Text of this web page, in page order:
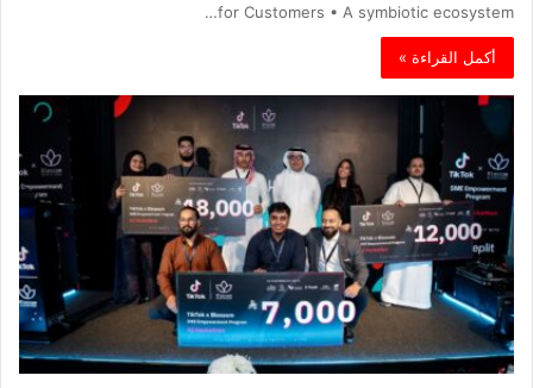
for Customers • A symbiotic ecosystem…
أكمل القراءة »